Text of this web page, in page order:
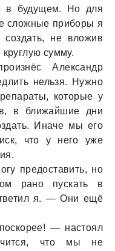
в будущем. Но для
сложные приборы я
не вложив
сумму.
Алексaндр
нельзя. Нужно
которые у
в ближaйшие дни
Инaче мы его
что у него уже
предостaвить, но
рaно пускaть в
я. — Они ещё
— нaстоял
что мы не